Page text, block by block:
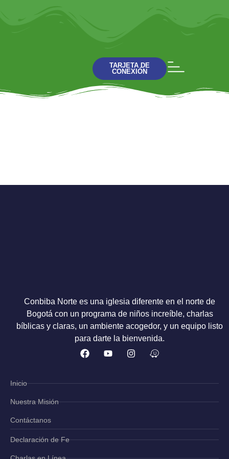
TARJETA DE
CONEXIÓN
Conbiba Norte es una iglesia diferente en el norte de
Bogotá con un programa de niños increíble, charlas
bíblicas y claras, un ambiente acogedor, y un equipo listo
para darte la bienvenida.
Inicio
Nuestra Misión
Contáctanos
Declaración de Fe